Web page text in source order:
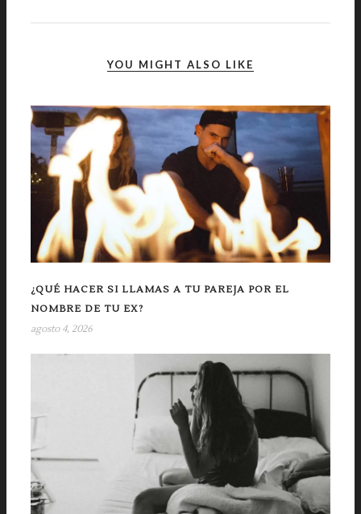
YOU MIGHT ALSO LIKE
¿QUÉ HACER SI LLAMAS A TU PAREJA POR EL
NOMBRE DE TU EX?
agosto 4, 2026